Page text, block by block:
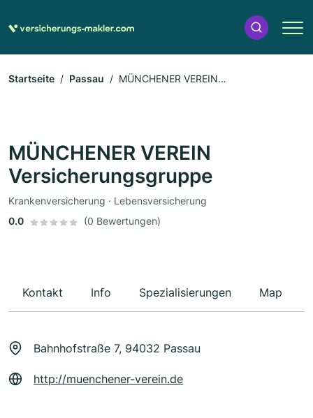
Startseite Passau
MÜNCHENER VEREIN
MÜNCHENER VEREIN
Versicherungsgruppe
Krankenversicherung · Lebensversicherung
0.0
(0 Bewertungen)
Kontakt Info Spezialisierungen Map
Bahnhofstraße 7, 94032 Passau
http://muenchener-verein.de